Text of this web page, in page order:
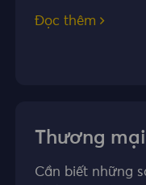
Đọc thêm
Thương mại
điện tử
Cần biết những